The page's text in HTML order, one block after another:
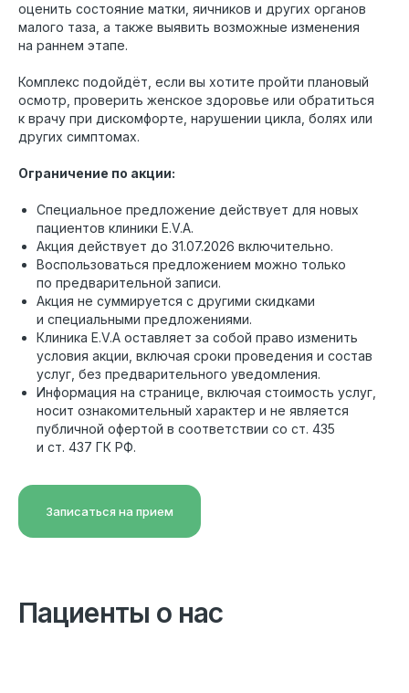
оценить состояние матки, яичников и других органов
малого таза, а также выявить возможные изменения
на раннем этапе.
Комплекс подойдёт, если вы хотите пройти плановый
осмотр, проверить женское здоровье или обратиться
к врачу при дискомфорте, нарушении цикла, болях или
других симптомах.
Ограничение по акции:
Специальное предложение действует для новых
пациентов клиники E.V.A.
Акция действует до 31.07.2026 включительно.
Воспользоваться предложением можно только
по предварительной записи.
Акция не суммируется с другими скидками
и специальными предложениями.
Клиника E.V.A оставляет за собой право изменить
условия акции, включая сроки проведения и состав
услуг, без предварительного уведомления.
Информация на странице, включая стоимость услуг,
носит ознакомительный характер и не является
публичной офертой в соответствии со ст. 435
и ст. 437 ГК РФ.
Записаться на прием
Пациенты о нас